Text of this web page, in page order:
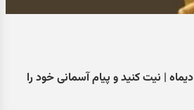
فال انبیا شما برای فردا ۸ دیماه | نیت کنید و پیام آسمانی خود را